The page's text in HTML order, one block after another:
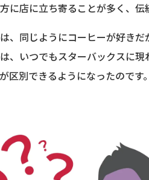
店に立ち寄ることが多く、伝
、同じようにコーヒーが好き
、いつでもスターバックスに
区別できるようになったので